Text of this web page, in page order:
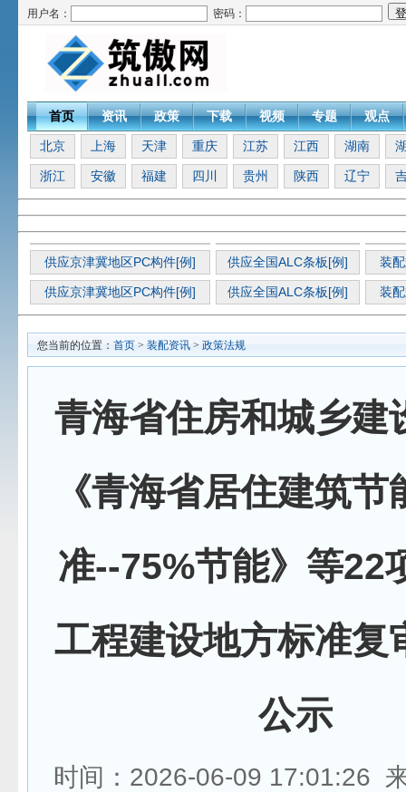
用户名： 密码：
首页 资讯 政策 下载 视频 专题 观点
北京 上海 天津 重庆 江苏 江西 湖南
浙江 安徽 福建 四川 贵州 陕西 辽宁
供应京津冀地区PC构件[例] 供应全国ALC条板[例] 装
供应京津冀地区PC构件[例] 供应全国ALC条板[例] 装
您当前的位置： 首页 > 装配资讯 > 政策法规
青海省住房和城乡建
《青海省居住建筑
准--75%节能》等22
工程建设地方标准复
公示
时间：2026-06-09 17:01:26